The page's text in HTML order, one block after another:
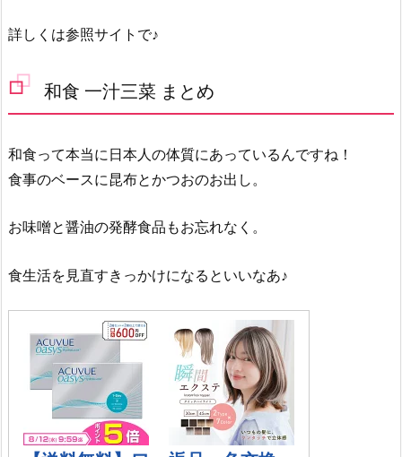
詳しくは参照サイトで♪
和食 一汁三菜 まとめ
和食って本当に日本人の体質にあっているんですね！
食事のベースに昆布とかつおのお出し。
お味噌と醤油の発酵食品もお忘れなく。
食生活を見直すきっかけになるといいなあ♪